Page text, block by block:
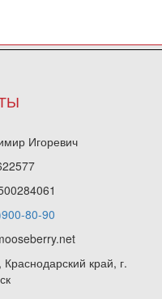
Игоревич
80-90
край, г.